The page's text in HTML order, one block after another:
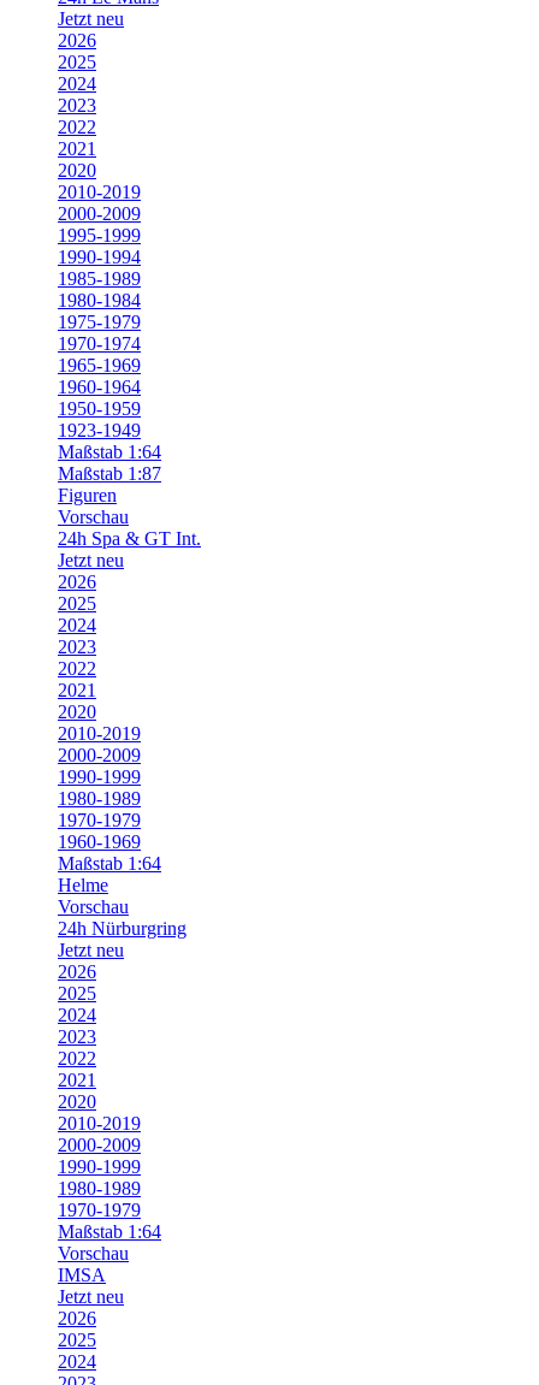
Jetzt neu
2026
2025
2024
2023
2022
2021
2020
2010-2019
2000-2009
1995-1999
1990-1994
1985-1989
1980-1984
1975-1979
1970-1974
1965-1969
1960-1964
1950-1959
1923-1949
Maßstab 1:64
Maßstab 1:87
Figuren
Vorschau
24h Spa & GT Int.
Jetzt neu
2026
2025
2024
2023
2022
2021
2020
2010-2019
2000-2009
1990-1999
1980-1989
1970-1979
1960-1969
Maßstab 1:64
Helme
Vorschau
24h Nürburgring
Jetzt neu
2026
2025
2024
2023
2022
2021
2020
2010-2019
2000-2009
1990-1999
1980-1989
1970-1979
Maßstab 1:64
Vorschau
IMSA
Jetzt neu
2026
2025
2024